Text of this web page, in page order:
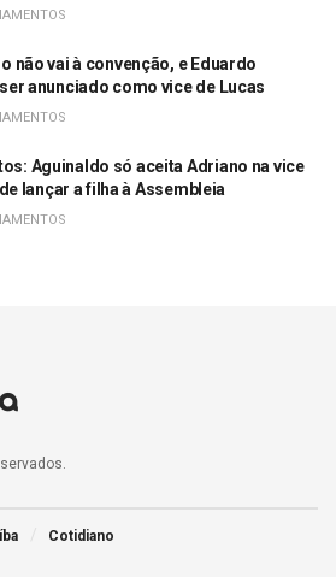
não vai à convenção, e Eduardo
anunciado como vice de Lucas
Aguinaldo só aceita Adriano na vice
lançar a filha à Assembleia
Cotidiano